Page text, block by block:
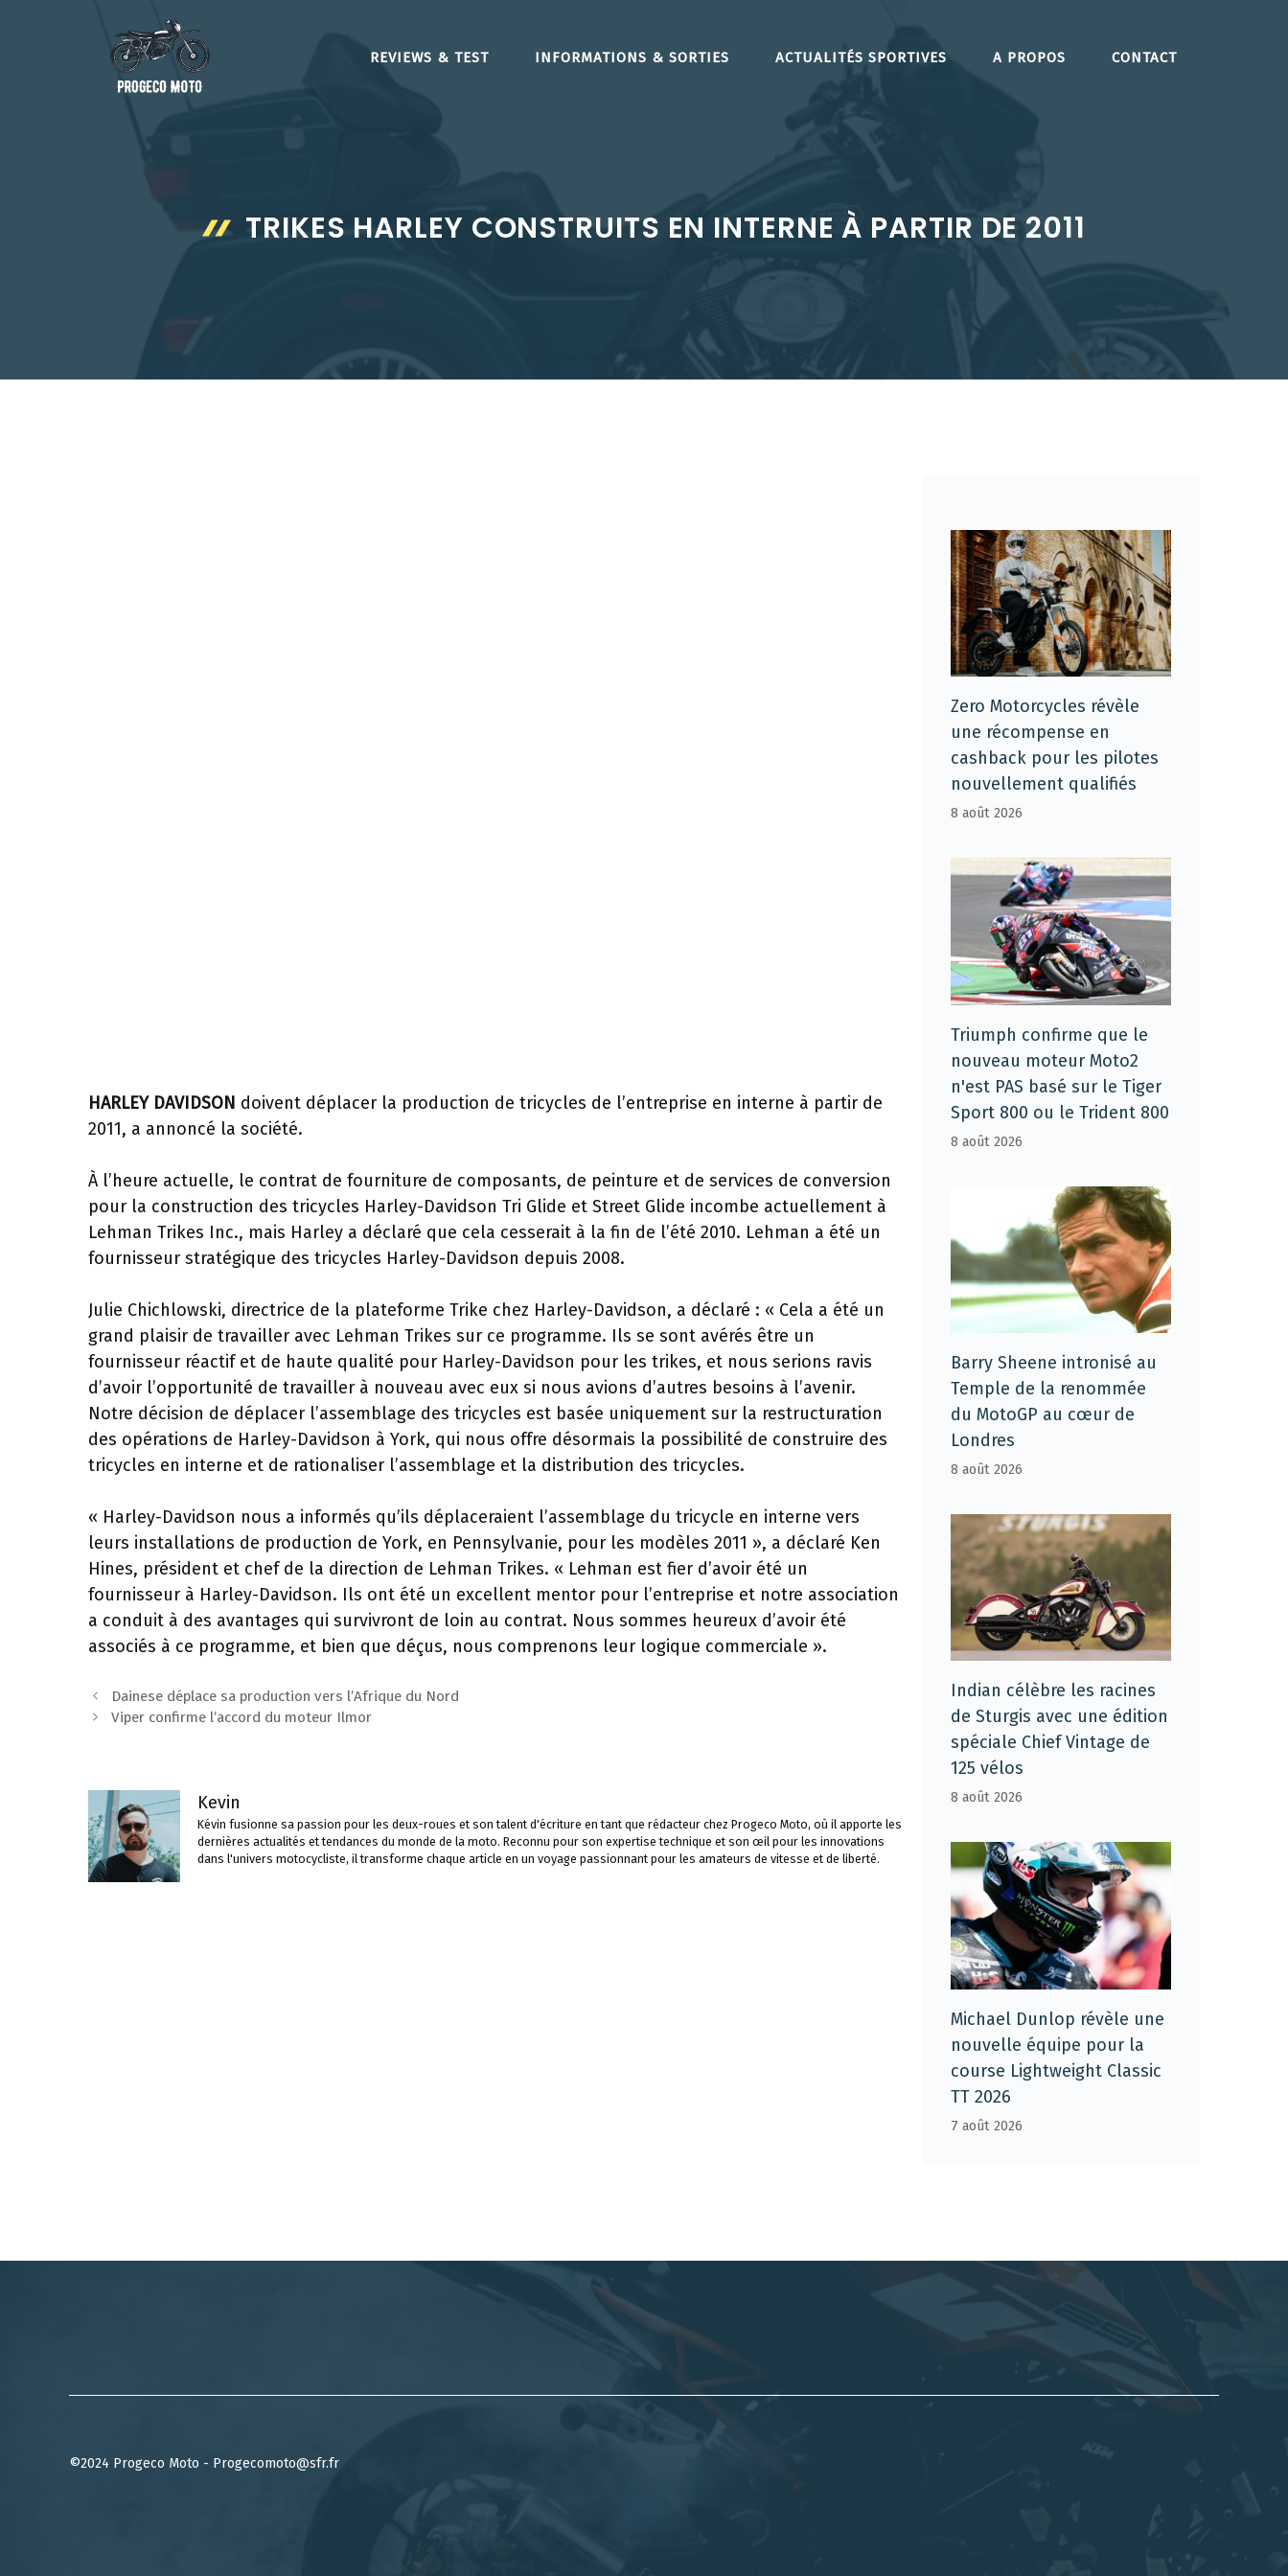
REVIEWS & TEST INFORMATIONS & SORTIES ACTUALITÉS SPORTIVES A PROPOS CONTACT
TRIKES HARLEY CONSTRUITS EN INTERNE À PARTIR DE 2011
HARLEY DAVIDSON doivent déplacer la production de tricycles de l’entreprise en interne à partir de
2011, a annoncé la société.
À l’heure actuelle, le contrat de fourniture de composants, de peinture et de services de conversion
pour la construction des tricycles Harley-Davidson Tri Glide et Street Glide incombe actuellement à
Lehman Trikes Inc., mais Harley a déclaré que cela cesserait à la fin de l’été 2010. Lehman a été un
fournisseur stratégique des tricycles Harley-Davidson depuis 2008.
Julie Chichlowski, directrice de la plateforme Trike chez Harley-Davidson, a déclaré : « Cela a été un
grand plaisir de travailler avec Lehman Trikes sur ce programme. Ils se sont avérés être un
fournisseur réactif et de haute qualité pour Harley-Davidson pour les trikes, et nous serions ravis
d’avoir l’opportunité de travailler à nouveau avec eux si nous avions d’autres besoins à l’avenir.
Notre décision de déplacer l’assemblage des tricycles est basée uniquement sur la restructuration
des opérations de Harley-Davidson à York, qui nous offre désormais la possibilité de construire des
tricycles en interne et de rationaliser l’assemblage et la distribution des tricycles.
« Harley-Davidson nous a informés qu’ils déplaceraient l’assemblage du tricycle en interne vers
leurs installations de production de York, en Pennsylvanie, pour les modèles 2011 », a déclaré Ken
Hines, président et chef de la direction de Lehman Trikes. « Lehman est fier d’avoir été un
fournisseur à Harley-Davidson. Ils ont été un excellent mentor pour l’entreprise et notre association
a conduit à des avantages qui survivront de loin au contrat. Nous sommes heureux d’avoir été
associés à ce programme, et bien que déçus, nous comprenons leur logique commerciale ».
Navigation
des
Dainese déplace sa production vers l’Afrique du Nord
Viper confirme l’accord du moteur Ilmor
Kevin
Kévin fusionne sa passion pour les deux-roues et son talent d'écriture en tant que rédacteur chez Progeco Moto, où il apporte les
dernières actualités et tendances du monde de la moto. Reconnu pour son expertise technique et son œil pour les innovations
dans l'univers motocycliste, il transforme chaque article en un voyage passionnant pour les amateurs de vitesse et de liberté.
Zero Motorcycles révèle
une récompense en
cashback pour les pilotes
nouvellement qualifiés
8 août 2026
Triumph confirme que le
nouveau moteur Moto2
n'est PAS basé sur le Tiger
Sport 800 ou le Trident 800
8 août 2026
Barry Sheene intronisé au
Temple de la renommée
du MotoGP au cœur de
Londres
8 août 2026
Indian célèbre les racines
de Sturgis avec une édition
spéciale Chief Vintage de
125 vélos
8 août 2026
Michael Dunlop révèle une
nouvelle équipe pour la
course Lightweight Classic
TT 2026
7 août 2026
©2024 Progeco Moto - Progecomoto@sfr.fr